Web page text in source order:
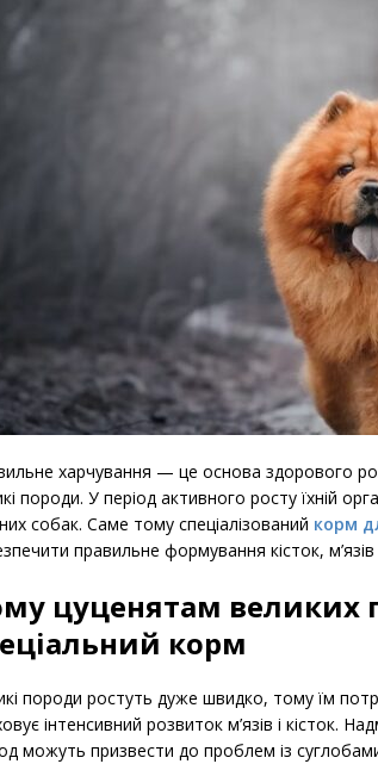
харчування — це основа здорового
породи. У період активного росту їхній
собак. Саме тому спеціалізований корм
правильне формування кісток, м’язів
цуценятам великих
корм
породи ростуть дуже швидко, тому їм
інтенсивний розвиток м’язів і кісток.
можуть призвести до проблем із